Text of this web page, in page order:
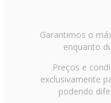
Garantimos o
enquanto
Preços e
exclusivamente
podendo